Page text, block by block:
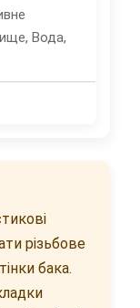
Вода,
різьбове
бака.